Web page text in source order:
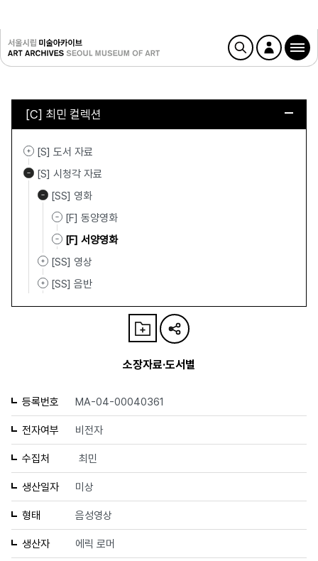
[C] 최민 컬렉션
[S] 도서 자료
[S] 시청각 자료
[SS] 영화
[F] 동양영화
[F] 서양영화
[SS] 영상
[SS] 음반
소장자료·도서별
등록번호 MA-04-00040361
전자여부 비전자
수집처 최민
생산일자 미상
형태 음성영상
생산자 에릭 로머